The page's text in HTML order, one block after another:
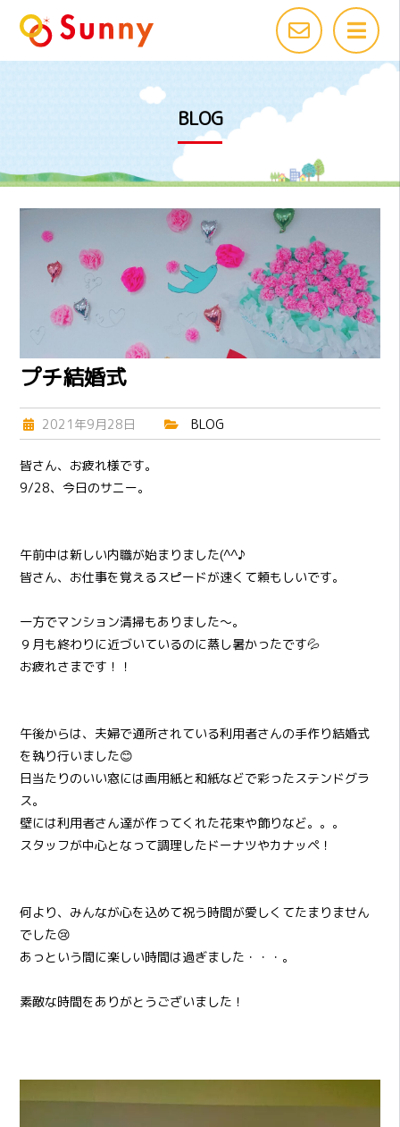
BLOG
プチ結婚式
2021年9月28日 BLOG
皆さん、お疲れ様です。
9/28、今日のサニー。
午前中は新しい内職が始まりました(^^♪
皆さん、お仕事を覚えるスピードが速くて頼もしいです。
一方でマンション清掃もありました～。
９月も終わりに近づいているのに蒸し暑かったです💦
お疲れさまです！！
午後からは、夫婦で通所されている利用者さんの手作り結婚式
を執り行いました😊
日当たりのいい窓には画用紙と和紙などで彩ったステンドグラ
ス。
壁には利用者さん達が作ってくれた花束や飾りなど。。。
スタッフが中心となって調理したドーナツやカナッペ！
何より、みんなが心を込めて祝う時間が愛しくてたまりません
でした😢
あっという間に楽しい時間は過ぎました・・・。
素敵な時間をありがとうございました！